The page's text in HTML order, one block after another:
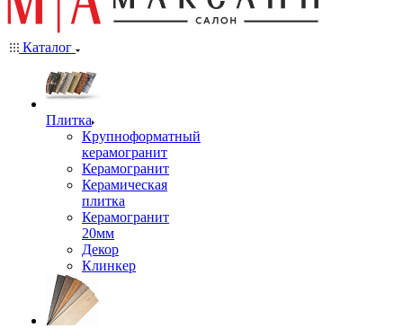
Каталог
Плитка
Крупноформатный
керамогранит
Керамогранит
Керамическая
плитка
Керамогранит
20мм
Декор
Клинкер